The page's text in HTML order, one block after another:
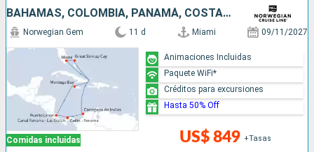
BAHAMAS, COLOMBIA, PANAMÁ, COSTA RICA, JAMAICA, ESTADOS UNIDOS
Comidas incluidas
Norwegian Gem 11 d Miami 09/11/2027
US$ 849 +Tasas
Animaciones Incluidas
Paquete WiFi*
Créditos para excursiones
Hasta 50% Off